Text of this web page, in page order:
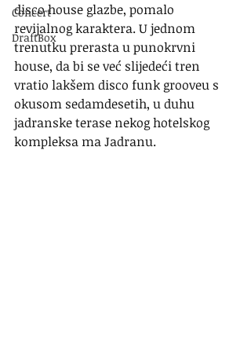
Concert
DraftBox
disco house glazbe, pomalo
revijalnog karaktera. U jednom
trenutku prerasta u punokrvni
house, da bi se već slijedeći tren
vratio lakšem disco funk grooveu s
okusom sedamdesetih, u duhu
jadranske terase nekog hotelskog
kompleksa ma Jadranu.